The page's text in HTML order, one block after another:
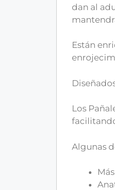
dan al
Están
Los
Algunas